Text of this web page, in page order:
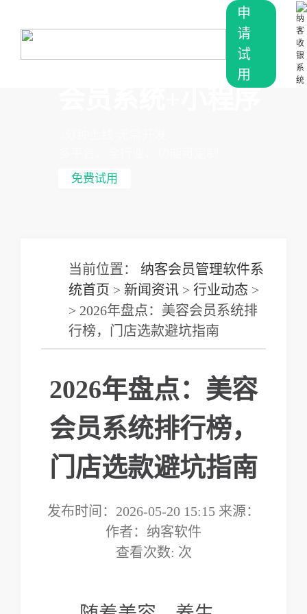
申
请
试
用
免费试用
当前位置： 纳客会员管理软件系
统首页 > 新闻资讯 > 行业动态 >
> 2026年盘点：美容会员系统排
行榜，门店选款避坑指南
2026年盘点：美容
会员系统排行榜，
门店选款避坑指南
发布时间：2026-05-20 15:15 来源：
作者：纳客软件
查看次数: 次